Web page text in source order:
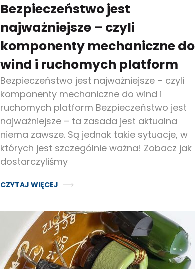
Bezpieczeństwo jest
najważniejsze – czyli
komponenty mechaniczne do
wind i ruchomych platform
Bezpieczeństwo jest najważniejsze – czyli
komponenty mechaniczne do wind i
ruchomych platform Bezpieczeństwo jest
najważniejsze – ta zasada jest aktualna
niema zawsze. Są jednak takie sytuacje, w
których jest szczególnie ważna! Zobacz jak
dostarczyliśmy
CZYTAJ WIĘCEJ